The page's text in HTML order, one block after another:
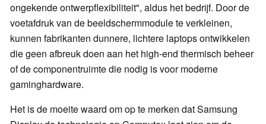
ongekende ontwerpflexibiliteit", aldus het bedrijf. Door de
voetafdruk van de beeldschermmodule te verkleinen,
kunnen fabrikanten dunnere, lichtere laptops ontwikkelen
die geen afbreuk doen aan het high-end thermisch beheer
of de componentruimte die nodig is voor moderne
gaminghardware.
Het is de moeite waard om op te merken dat Samsung